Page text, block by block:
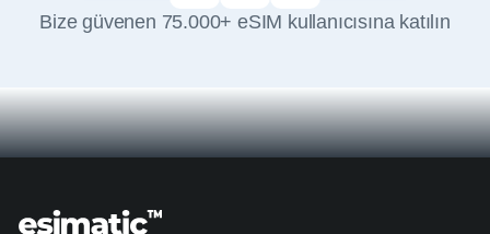
Bize güvenen 75.000+ eSIM kullanıcısına katılın